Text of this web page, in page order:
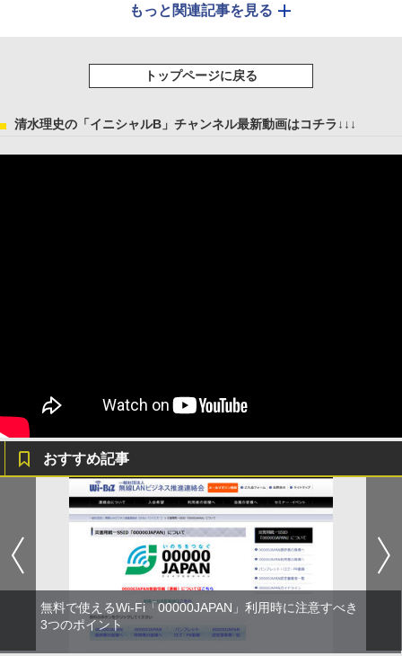
もっと関連記事を見る
トップページに戻る
清水理史の「イニシャルB」チャンネル最新動画はコチラ↓↓↓
おすすめ記事
無料で使えるWi-Fi「00000JAPAN」利用時に注意すべき
3つのポイント